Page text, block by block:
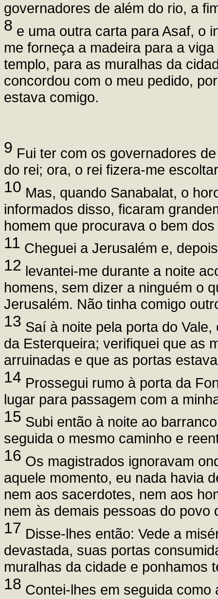
governadores de além do rio, a
8 e uma outra carta para Asaf, o
me forneça a madeira para a
templo, para as muralhas da
concordou com o meu pedido,
estava comigo.
9 Fui ter com os governadores
do rei; ora, o rei fizera-me
10 Mas, quando Sanabalat, o
informados disso, ficaram
homem que procurava o bem
11 Cheguei a Jerusalém e,
12 levantei-me durante a noite
homens, sem dizer a ninguém o
Jerusalém. Não tinha comigo
13 Saí à noite pela porta do
da Esterqueira; verifiquei que as
arruinadas e que as portas
14 Prossegui rumo à porta da
lugar para passagem com a
15 Subi então à noite ao
seguida o mesmo caminho e
16 Os magistrados ignoravam
aquele momento, eu nada havia
nem aos sacerdotes, nem aos
nem às demais pessoas do
17 Disse-lhes então: Vede a
devastada, suas portas
muralhas da cidade e ponhamos
18 Contei-lhes em seguida